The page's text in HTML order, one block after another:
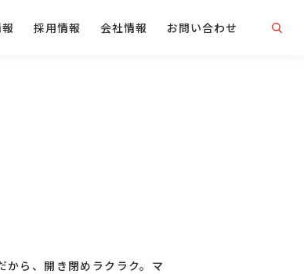
採用情報 会社情報 お問い合わせ
から、開き閉めラクラク。マ